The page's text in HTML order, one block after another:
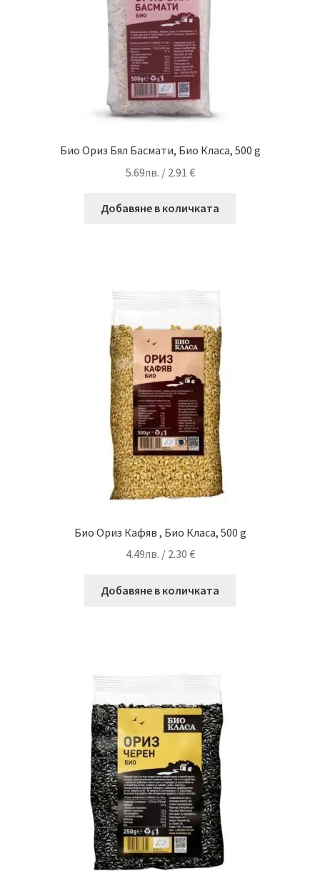
Био Ориз Бял Басмати, Био Класа, 500 g
5.69лв. / 2.91 €
Добавяне в количката
Био Ориз Кафяв , Био Класа, 500 g
4.49лв. / 2.30 €
Добавяне в количката